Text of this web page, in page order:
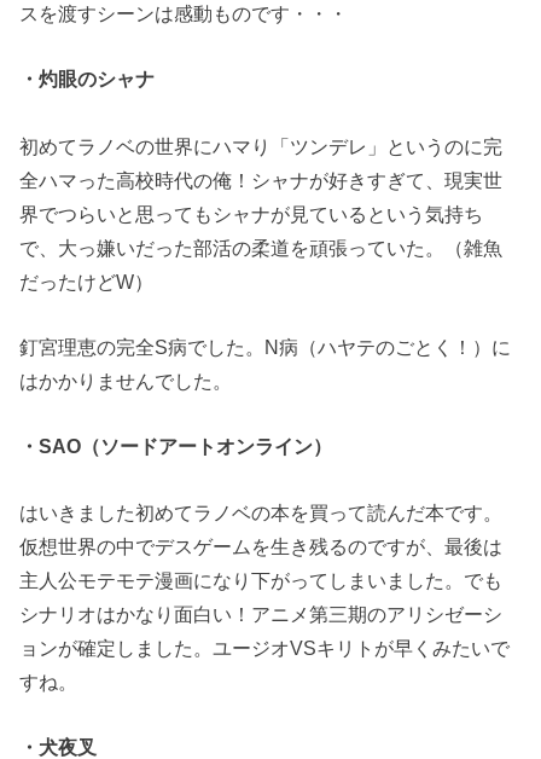
スを渡すシーンは感動ものです・・・
・灼眼のシャナ
初めてラノベの世界にハマり「ツンデレ」というのに完
全ハマった高校時代の俺！シャナが好きすぎて、現実世
界でつらいと思ってもシャナが見ているという気持ち
で、大っ嫌いだった部活の柔道を頑張っていた。（雑魚
だったけどW）
釘宮理恵の完全S病でした。N病（ハヤテのごとく！）に
はかかりませんでした。
・SAO（ソードアートオンライン）
はいきました初めてラノベの本を買って読んだ本です。
仮想世界の中でデスゲームを生き残るのですが、最後は
主人公モテモテ漫画になり下がってしまいました。でも
シナリオはかなり面白い！アニメ第三期のアリシゼーシ
ョンが確定しました。ユージオVSキリトが早くみたいで
すね。
・犬夜叉